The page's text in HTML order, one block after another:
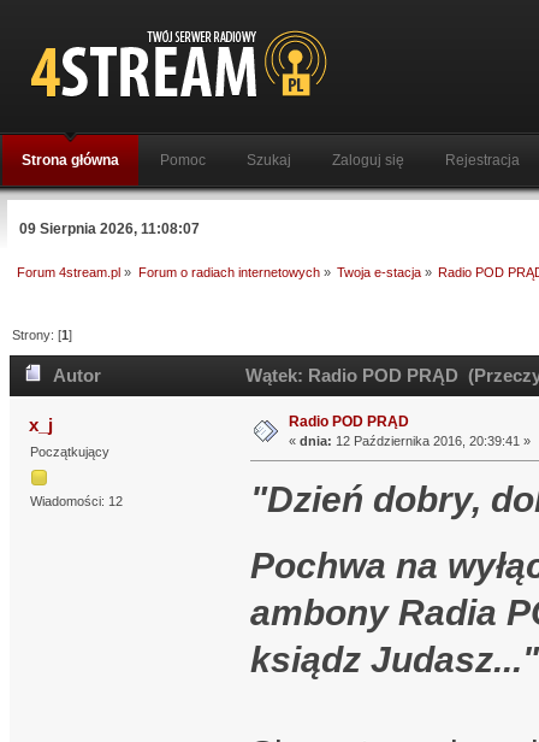
Strona główna Pomoc Szukaj Zaloguj się Rejestracja
09 Sierpnia 2026, 11:08:07
Forum 4stream.pl » Forum o radiach internetowych» Twoja e-stacja» Radio POD
Strony: [1]
Autor Wątek: Radio POD PRĄD
x_j
Początkujący
Wiadomości: 12
Radio POD PRĄD
« dnia: 12 Października 2016, 20:39:41 »
"Dzień dobry,
Pochwa na
ambony Radia
ksiądz Judasz..."